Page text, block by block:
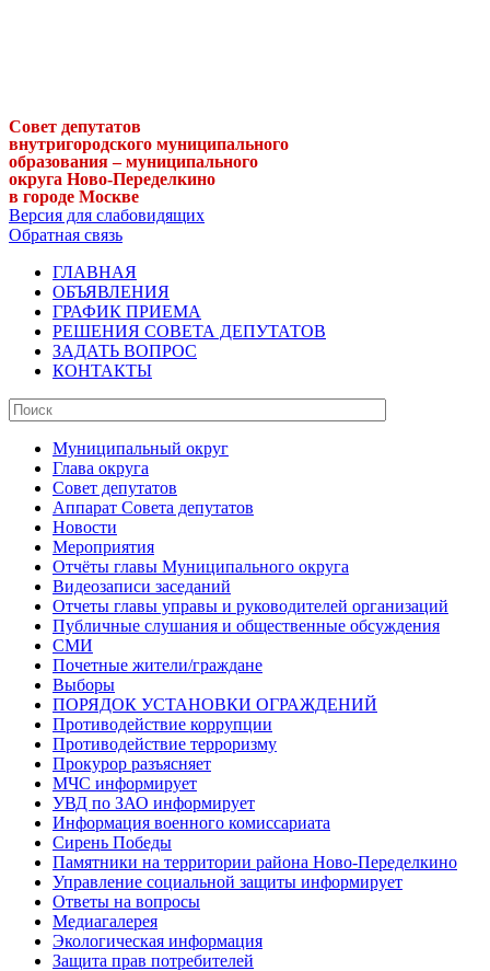
Совет депутатов
внутригородского муниципального
образования – муниципального
округа Ново-Переделкино
в городе Москве
Версия для слабовидящих
Обратная связь
ГЛАВНАЯ
ОБЪЯВЛЕНИЯ
ГРАФИК ПРИЕМА
РЕШЕНИЯ СОВЕТА ДЕПУТАТОВ
ЗАДАТЬ ВОПРОС
КОНТАКТЫ
Муниципальный округ
Глава округа
Совет депутатов
Аппарат Совета депутатов
Новости
Мероприятия
Отчёты главы Муниципального округа
Видеозаписи заседаний
Отчеты главы управы и руководителей организаций
Публичные слушания и общественные обсуждения
СМИ
Почетные жители/граждане
Выборы
ПОРЯДОК УСТАНОВКИ ОГРАЖДЕНИЙ
Противодействие коррупции
Противодействие терроризму
Прокурор разъясняет
МЧС информирует
УВД по ЗАО информирует
Информация военного комиссариата
Сирень Победы
Памятники на территории района Ново-Переделкино
Управление социальной защиты информирует
Ответы на вопросы
Медиагалерея
Экологическая информация
Защита прав потребителей